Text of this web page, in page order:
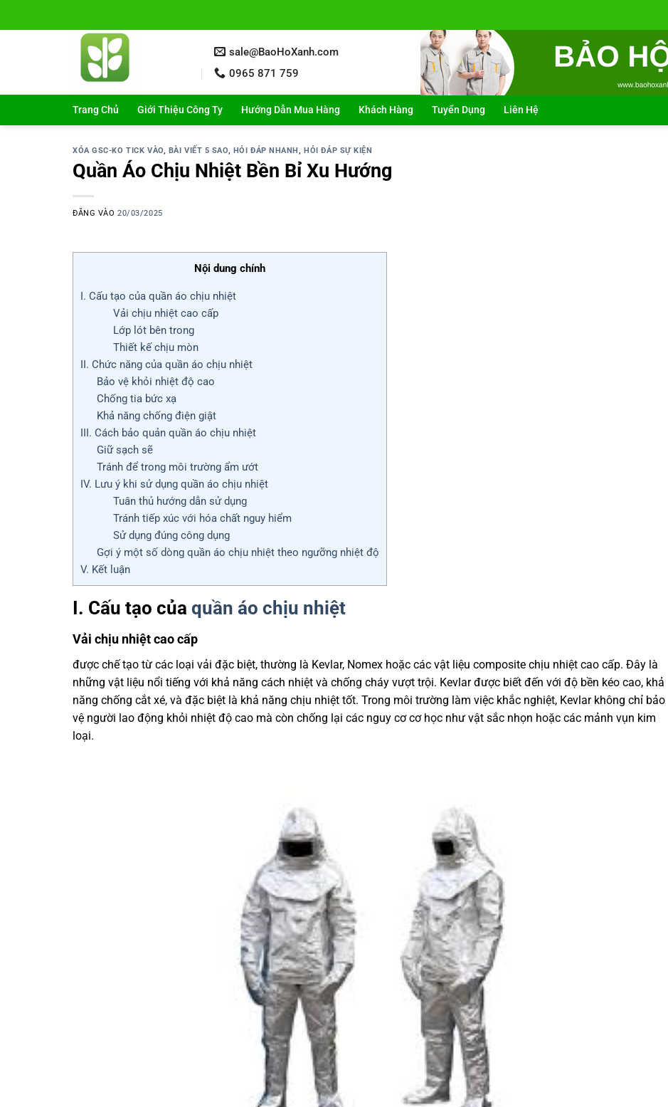
sale@BaoHoXanh.com
0965 871 759
Trang Chủ Giới Thiệu Công Ty Hướng Dẫn Mua Hàng Khách Hàng Tuyển Dụng Liên Hệ
XÓA GSC-KO TICK VÀO, BÀI VIẾT 5 SAO, HỎI ĐÁP NHANH,HỎI ĐÁP SỰ KIỆN
Quần Áo Chịu Nhiệt Bền Bỉ Xu Hướng
ĐĂNG VÀO20/03/2025
Nội dung chính
I. Cấu tạo của quần áo chịu nhiệt
Vải chịu nhiệt cao cấp
Lớp lót bên trong
Thiết kế chịu mòn
II. Chức năng của quần áo chịu nhiệt
Bảo vệ khỏi nhiệt độ cao
Chống tia bức xạ
Khả năng chống điện giật
III. Cách bảo quản quần áo chịu nhiệt
Giữ sạch sẽ
Tránh để trong môi trường ẩm ướt
IV. Lưu ý khi sử dụng quần áo chịu nhiệt
Tuân thủ hướng dẫn sử dụng
Tránh tiếp xúc với hóa chất nguy hiểm
Sử dụng đúng công dụng
Gợi ý một số dòng quần áo chịu nhiệt theo ngưỡng nhiệt độ
V. Kết luận
I. Cấu tạo của quần áo chịu nhiệt
Vải chịu nhiệt cao cấp
được chế tạo từ các loại vải đặc biệt, thường là Kevlar, Nomex hoặc các vật liệu composite chịu nhiệt cao cấp. Đây là
những vật liệu nổi tiếng với khả năng cách nhiệt và chống cháy vượt trội. Kevlar được biết đến với độ bền kéo cao, khả
năng chống cắt xé, và đặc biệt là khả năng chịu nhiệt tốt. Trong môi trường làm việc khắc nghiệt, Kevlar không chỉ bảo
vệ người lao động khỏi nhiệt độ cao mà còn chống lại các nguy cơ cơ học như vật sắc nhọn hoặc các mảnh vụn kim
loại.